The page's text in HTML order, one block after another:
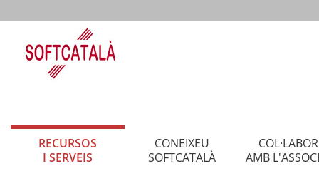
RECURSOS
I SERVEIS
CONEIXEU
SOFTCATALÀ
AMB